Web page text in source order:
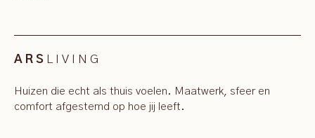
ARS LIVING
Huizen die echt als thuis voelen. Maatwerk, sfeer en
comfort afgestemd op hoe jij leeft.